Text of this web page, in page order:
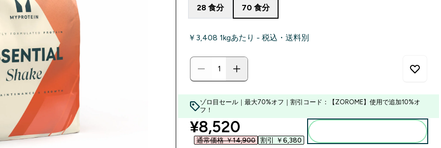
28 食分 70 食分
￥3,408‎ 1kgあたり - 税込・送料別
ゾロ目セール｜最大70%オフ｜割引コード：【ZOROME】使用で追加10%オ
フ！
discounted price
¥8,520‎
通常価格 ￥14,900‎ 割引 ￥6,380‎